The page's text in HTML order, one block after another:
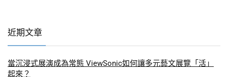
近期文章
當沉浸式展演成為常態 ViewSonic如何讓多元藝文展覽「活」
起來？